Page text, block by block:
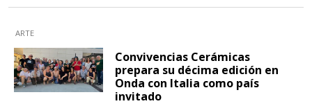
ARTE
Convivencias Cerámicas
prepara su décima edición en
Onda con Italia como país
invitado